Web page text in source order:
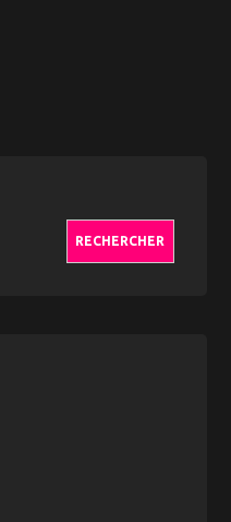
RECHERCHER